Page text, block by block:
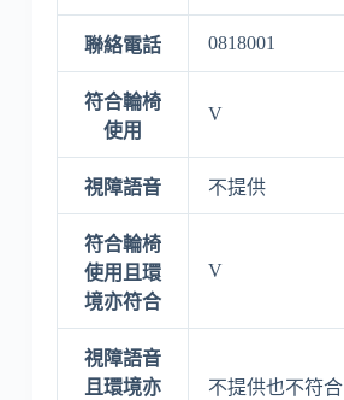
聯絡電話 0818001
符合輪椅
使用
V
視障語音 不提供
符合輪椅
使用且環
境亦符合
V
視障語音
且環境亦
不提供也不符合